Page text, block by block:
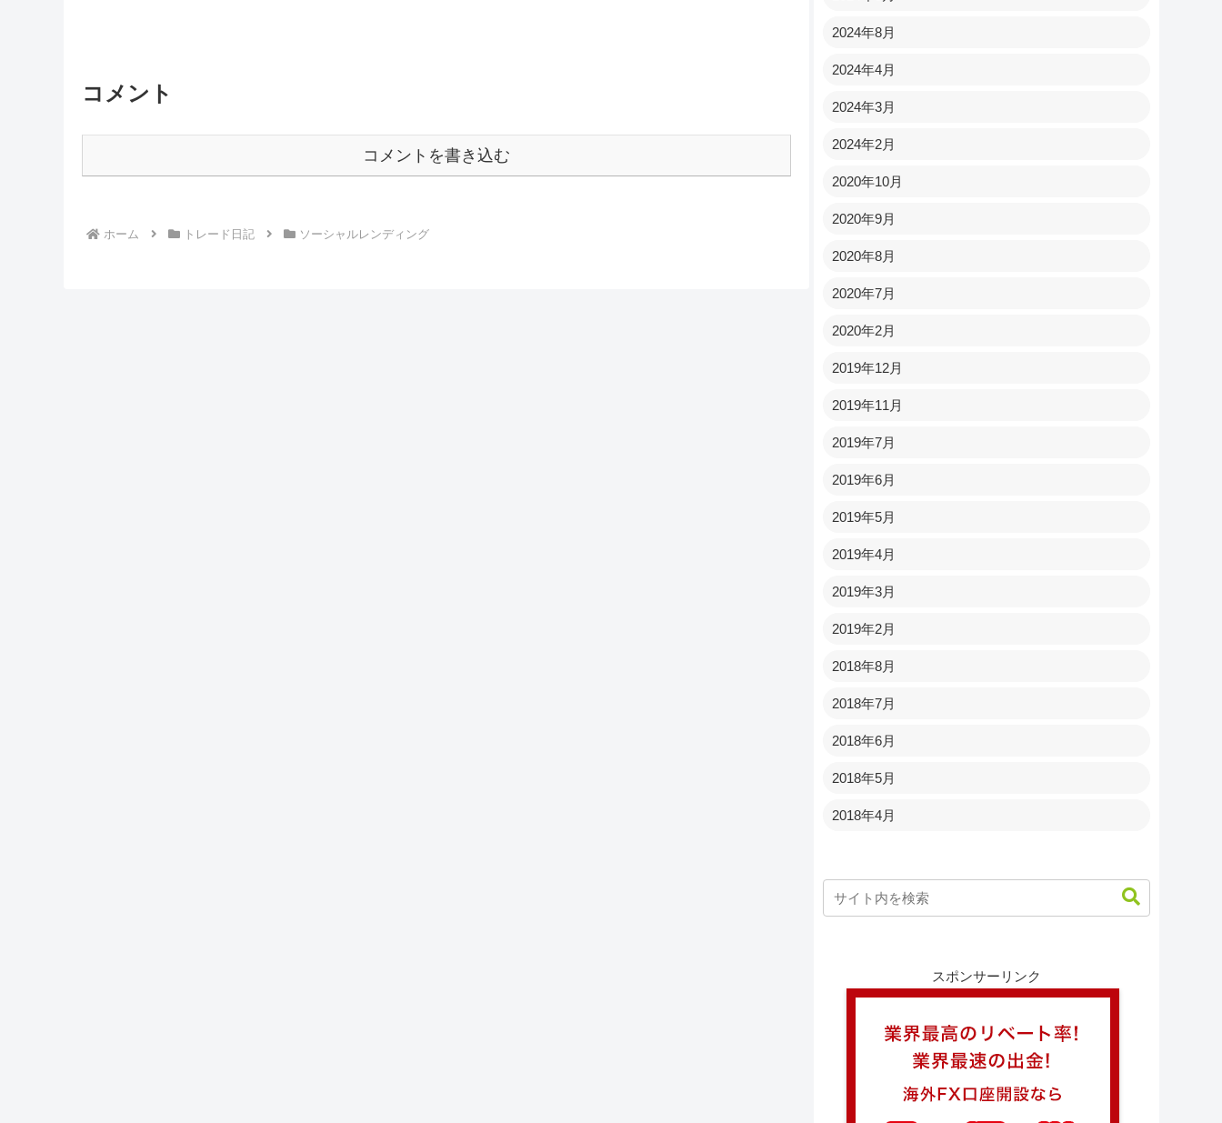
コメント
コメントを書き込む
ホーム トレード日記 ソーシャルレンディング
2024年8月
2024年4月
2024年3月
2024年2月
2020年10月
2020年9月
2020年8月
2020年7月
2020年2月
2019年12月
2019年11月
2019年7月
2019年6月
2019年5月
2019年4月
2019年3月
2019年2月
2018年8月
2018年7月
2018年6月
2018年5月
2018年4月
スポンサーリンク